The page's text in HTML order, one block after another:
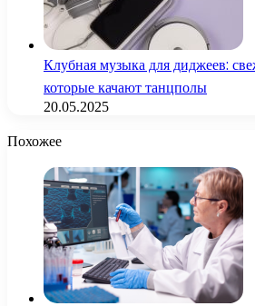
Клубная музыка для диджеев:
которые качают танцполы
20.05.2025
Похожее